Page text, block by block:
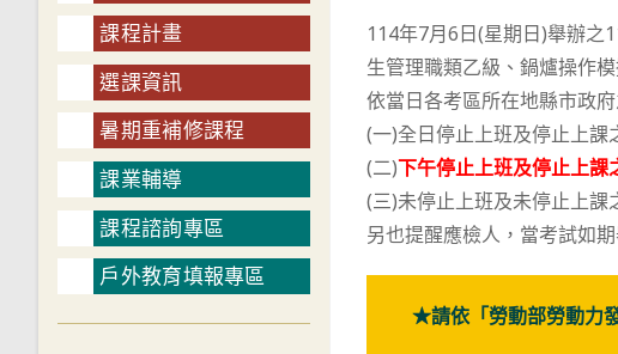
114年7月6日(星期日)舉辦之
生管理職類乙級、鍋爐操作
依當日各考區所在地縣市政
(一)全日停止上班及停止上課
(二)下午停止上班及停止上課
(三)未停止上班及未停止上課
另也提醒應檢人，當考試如
★請依「勞動部勞動力
課程計畫
選課資訊
暑期重補修課程
課業輔導
課程諮詢專區
戶外教育填報專區